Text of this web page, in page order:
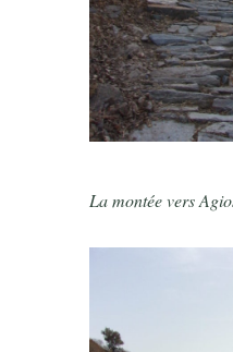
La montée vers